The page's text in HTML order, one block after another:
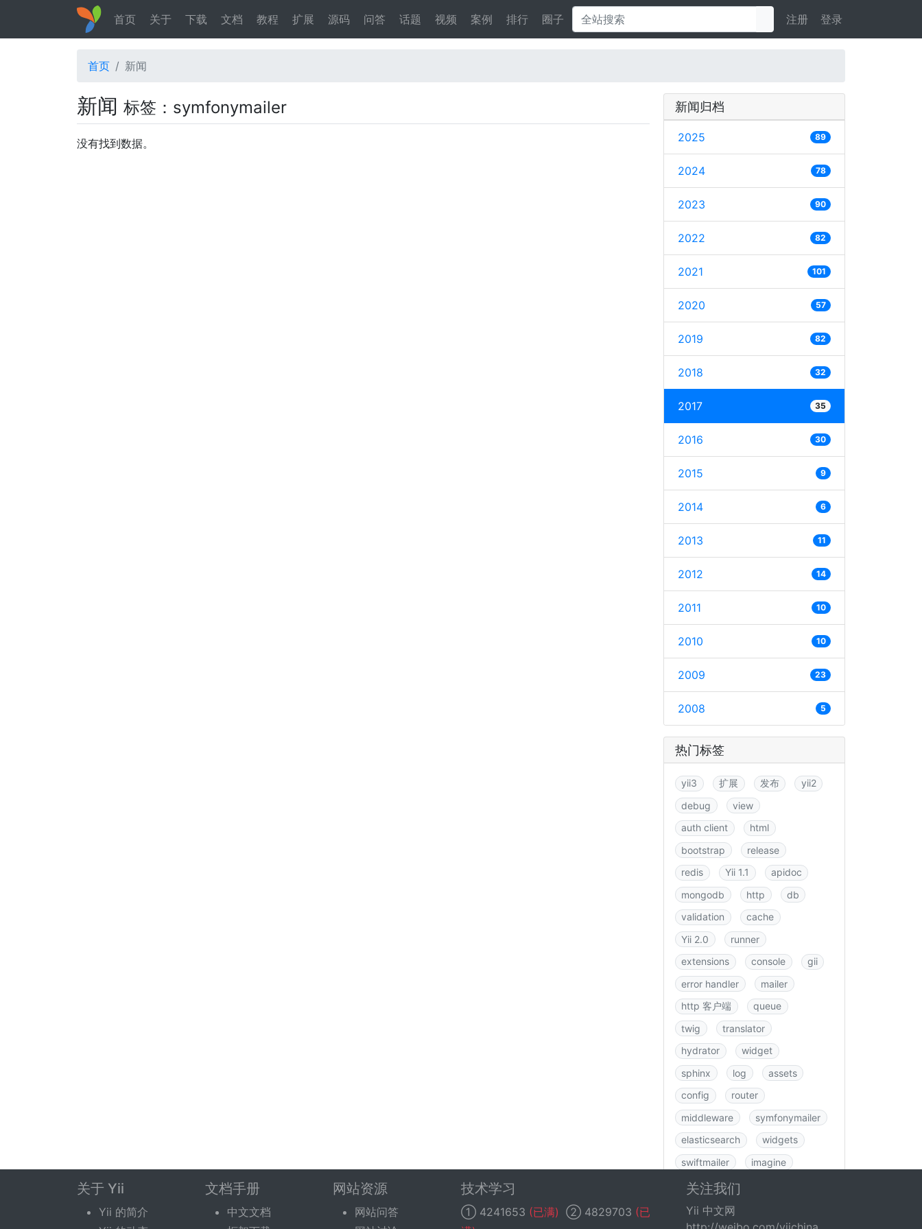
首页 关于 下载 文档 教程 扩展 源码 问答 话题 视频 案例 排行 圈子 注册 登录
首页 新闻
新闻 标签：symfonymailer
没有找到数据。
新闻归档
2025 89
2024 78
2023 90
2022 82
2021 101
2020 57
2019 82
2018 32
2017 35
2016 30
2015 9
2014 6
2013 11
2012 14
2011 10
2010 10
2009 23
2008 5
热门标签
yii3 扩展 发布
yii2
debug
view
auth client
html
bootstrap
release
redis
Yii 1.1
apidoc
mongodb
http
db
validation
cache
Yii 2.0
runner
extensions
console
gii
error handler
mailer
http 客户端
queue
twig
translator
hydrator
widget
sphinx
log
assets
config
router
middleware
symfonymailer
elasticsearch
widgets
swiftmailer
imagine
图书
rbac
data
csrf
关于 Yii
Yii 的简介
文档手册
中文文档
网站资源
网站问答
技术学习
① 4241653 (已满) ② 4829703 (已
关注我们
Yii 中文网